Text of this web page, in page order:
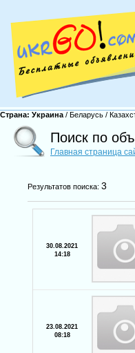
Страна: Украина / Беларусь /
Поиск по
Главная страница
Результатов поиска: 3
30.08.2021
14:18
23.08.2021
08:18